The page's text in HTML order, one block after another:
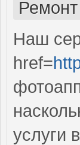
Наш
href=
услуги